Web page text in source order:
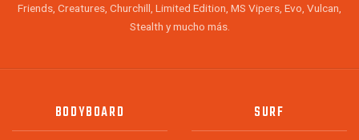
Friends, Creatures, Churchill, Limited Edition, MS Vipers, Evo, Vulcan,
Stealth y mucho más.
BODYBOARD SURF